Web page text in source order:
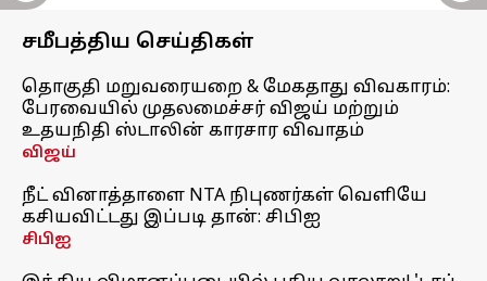
சமீபத்திய செய்திகள்
தொகுதி மறுவரையறை & மேகதாது விவகாரம்:
பேரவையில் முதலமைச்சர் விஜய் மற்றும்
உதயநிதி ஸ்டாலின் காரசார விவாதம்
விஜய்
நீட் வினாத்தாளை NTA நிபுணர்கள் வெளியே
கசியவிட்டது இப்படி தான்: சிபிஐ
சிபிஐ